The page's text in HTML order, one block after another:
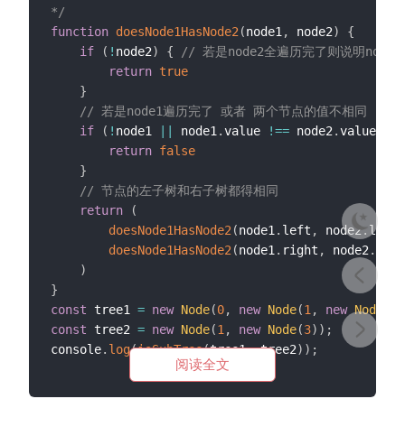
*/
function doesNode1HasNode2 (node1 , node2)
{
if
( ! node2) {
// 若是node2全遍历完了则说明node1
return true
}
// 若是node1遍历完了 或者 两个节点的值不相同
if
( ! node1 node1 .value !== node2 .value
return false
}
// 节点的左子树和右子树都得相同
return
(
doesNode1HasNode2 (node1 . left , node2.left
doesNode1HasNode2 (node1 . right , node2 .
)
}
const tree1 = new Node(0, new Node(1 , new Node
const tree2 = new Node(1 , new Node(3) ) ;
console. log(isSubTree(tree1, tree2) ) ;
阅读全文